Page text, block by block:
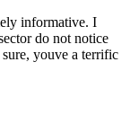
informative. I
do not notice
youve a terrific